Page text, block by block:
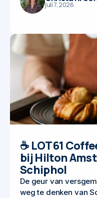
juli 7, 2026
☕ LOT61
bij Hilton
Schiphol
De geur van
weg te denken van